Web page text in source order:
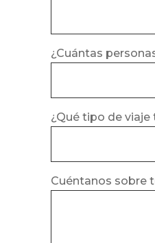
¿Cuántas
¿Qué tipo de viaje
Cuéntanos sobre